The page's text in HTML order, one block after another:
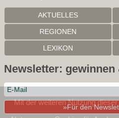
AKTUELLES
REGIONEN
LEXIKON
Newsletter:
»Für den
Mit der weiteren Nutzung